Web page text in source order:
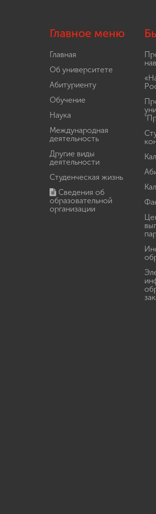
Главное меню
Главная
Об университете
Абитуриенту
Обучение
Наука
Международная
деятельность
Другие виды
деятельности
Студенческая жизнь
Сведения об
образовательной
организации